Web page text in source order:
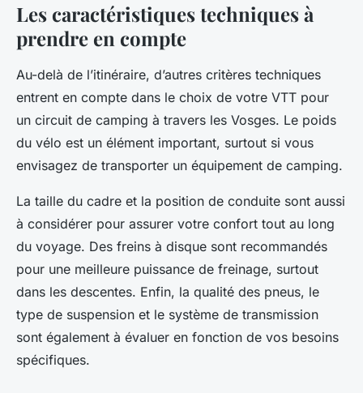
Les caractéristiques techniques à
prendre en compte
Au-delà de l’itinéraire, d’autres critères techniques
entrent en compte dans le choix de votre VTT pour
un circuit de camping à travers les Vosges. Le poids
du vélo est un élément important, surtout si vous
envisagez de transporter un équipement de camping.
La taille du cadre et la position de conduite sont aussi
à considérer pour assurer votre confort tout au long
du voyage. Des freins à disque sont recommandés
pour une meilleure puissance de freinage, surtout
dans les descentes. Enfin, la qualité des pneus, le
type de suspension et le système de transmission
sont également à évaluer en fonction de vos besoins
spécifiques.